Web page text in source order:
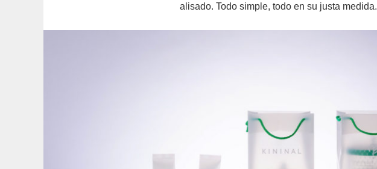
alisado. Todo simple, todo en su justa medida.